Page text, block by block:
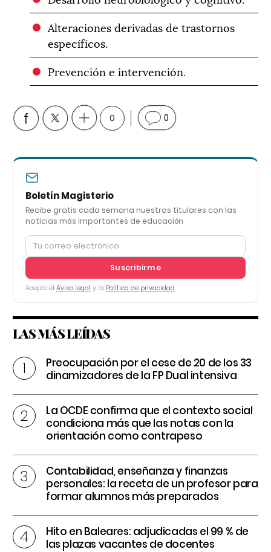
Alteraciones derivadas de trastornos
específicos.
Prevención e intervención.
0 0
Boletín Magisterio
Recibe gratis cada semana nuestros titulares con las
noticias más importantes de educación
Suscribirme
Acepto el Aviso legal y la Política de privacidad
LAS MÁS LEÍDAS
Preocupación por el cese de 20 de los 33
dinamizadores de la FP Dual intensiva
La OCDE confirma que el contexto social
condiciona más que las notas con la
orientación como contrapeso
Contabilidad, enseñanza y finanzas
personales: la receta de un profesor para
formar alumnos más preparados
Hito en Baleares: adjudicadas el 99 % de
las plazas vacantes de docentes